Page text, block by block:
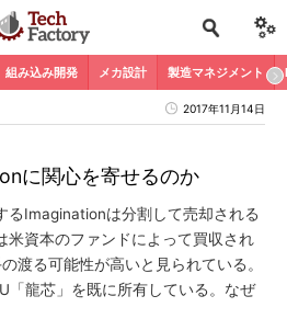
組み込み開発 メカ設計 製造マネジメント
2017年11月14日
に関心を寄せるのか
るImaginationは分割して売却される
米資本のファンドによって買収され
渡る可能性が高いと見られている。
「龍芯」を既に所有している。なぜ